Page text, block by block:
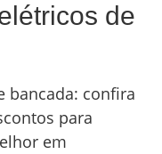
de
bancada: confira
para
em